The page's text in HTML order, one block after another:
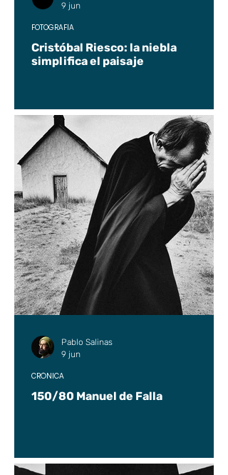
Cristóbal Riesco: la niebla
simplifica el paisaje
FOTOGRAFÍA
9 jun
150/80 Manuel de Falla
CRÓNICA
Pablo Salinas
9 jun